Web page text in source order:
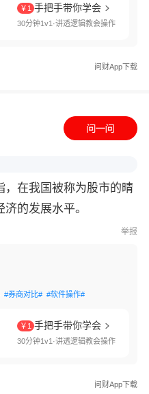
￥1 手把手带你学会
30分钟1v1·讲透逻辑教会操作
问财App下载
，在我国被称为股市的晴
的发展水平。
举报
#券商对比# #软件操作#
￥1 手把手带你学会
30分钟1v1·讲透逻辑教会操作
问财App下载